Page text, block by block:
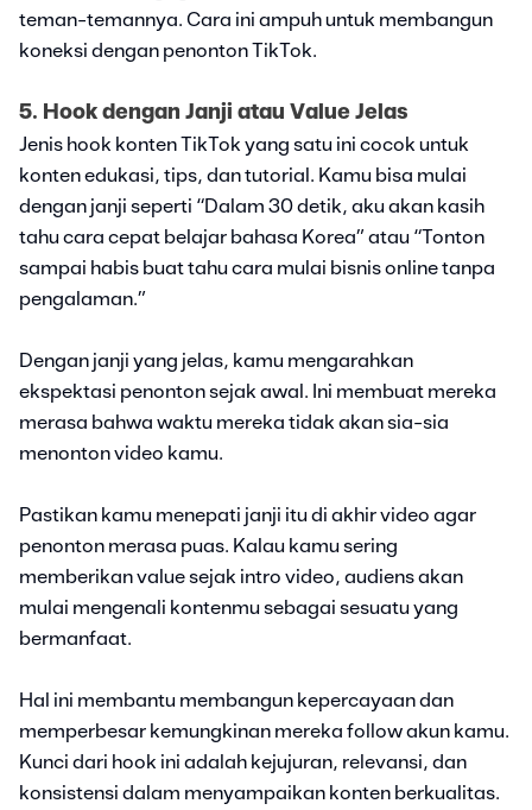
teman-temannya. Cara ini ampuh untuk membangun
koneksi dengan penonton TikTok.
5. Hook dengan Janji atau Value Jelas
Jenis hook konten TikTok yang satu ini cocok untuk
konten edukasi, tips, dan tutorial. Kamu bisa mulai
dengan janji seperti “Dalam 30 detik, aku akan kasih
tahu cara cepat belajar bahasa Korea” atau “Tonton
sampai habis buat tahu cara mulai bisnis online tanpa
pengalaman.”
Dengan janji yang jelas, kamu mengarahkan
ekspektasi penonton sejak awal. Ini membuat mereka
merasa bahwa waktu mereka tidak akan sia-sia
menonton video kamu.
Pastikan kamu menepati janji itu di akhir video agar
penonton merasa puas. Kalau kamu sering
memberikan value sejak intro video, audiens akan
mulai mengenali kontenmu sebagai sesuatu yang
bermanfaat.
Hal ini membantu membangun kepercayaan dan
memperbesar kemungkinan mereka follow akun kamu.
Kunci dari hook ini adalah kejujuran, relevansi, dan
konsistensi dalam menyampaikan konten berkualitas.